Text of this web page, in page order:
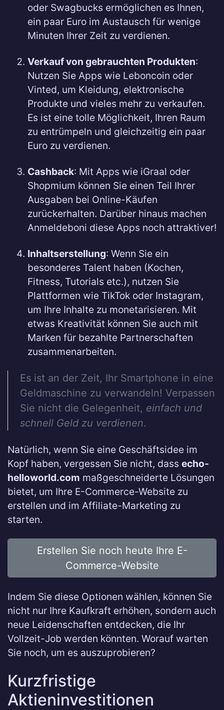
oder Swagbucks ermöglichen es Ihnen,
ein paar Euro im Austausch für wenige
Minuten Ihrer Zeit zu verdienen.
Verkauf von gebrauchten Produkten:
Nutzen Sie Apps wie Leboncoin oder
Vinted, um Kleidung, elektronische
Produkte und vieles mehr zu verkaufen.
Es ist eine tolle Möglichkeit, Ihren Raum
zu entrümpeln und gleichzeitig ein paar
Euro zu verdienen.
Cashback: Mit Apps wie iGraal oder
Shopmium können Sie einen Teil Ihrer
Ausgaben bei Online-Käufen
zurückerhalten. Darüber hinaus machen
Anmeldeboni diese Apps noch attraktiver!
Inhaltserstellung: Wenn Sie ein
besonderes Talent haben (Kochen,
Fitness, Tutorials etc.), nutzen Sie
Plattformen wie TikTok oder Instagram,
um Ihre Inhalte zu monetarisieren. Mit
etwas Kreativität können Sie auch mit
Marken für bezahlte Partnerschaften
zusammenarbeiten.
Es ist an der Zeit, Ihr Smartphone in eine
Geldmaschine zu verwandeln! Verpassen
Sie nicht die Gelegenheit, einfach und
schnell Geld zu verdienen.
Natürlich, wenn Sie eine Geschäftsidee im
Kopf haben, vergessen Sie nicht, dass echo-
helloworld.com maßgeschneiderte Lösungen
bietet, um Ihre E-Commerce-Website zu
erstellen und im Affiliate-Marketing zu
starten.
Erstellen Sie noch heute Ihre E-
Commerce-Website
Indem Sie diese Optionen wählen, können Sie
nicht nur Ihre Kaufkraft erhöhen, sondern auch
neue Leidenschaften entdecken, die Ihr
Vollzeit-Job werden könnten. Worauf warten
Sie noch, um es auszuprobieren?
Kurzfristige
Aktieninvestitionen